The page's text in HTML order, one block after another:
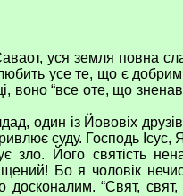
уся земля повна
усе те, що є
воно “все оте, що
один із Йововіх
суду. Господь Ісус,
Його святість
Бо я чоловік
“Свят, свят,